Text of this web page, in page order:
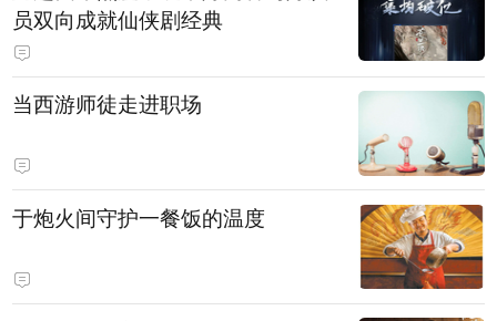
员双向成就仙侠剧经典
当西游师徒走进职场
于炮火间守护一餐饭的温度